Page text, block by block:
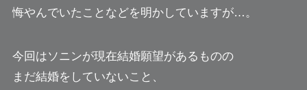
悔やんでいたことなどを明かしていますが…。
今回はソニンが現在結婚願望があるものの
まだ結婚をしていないこと、